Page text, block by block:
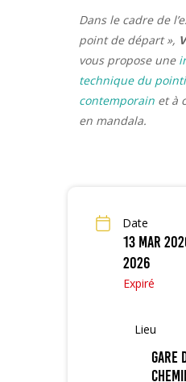
Dans le cadre de
point de départ »,
vous propose une
technique du
contemporain et à
en mandala.
Date
13 Mar
2026
Expiré
Lieu
Gare